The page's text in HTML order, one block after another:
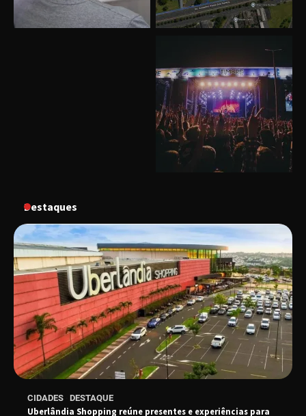
Destaques
CIDADES DESTAQUE
Uberlândia Shopping reúne presentes e experiências para
gastronomia de Uberlândia em dois dias de
“Uma prosa de valor” é o tema da roda de
conversa com o diretor e a produtora do
espetáculo Bárbara
Senac em Uberlândia oferece curso gratuito
de Tricologia e Terapia Capilar
Uberlândia recebe em agosto turnê de 30 anos
do Grupo Soweto
EMCANTAR estreia espetáculo de lançamento
do novo álbum Abraço no Planeta